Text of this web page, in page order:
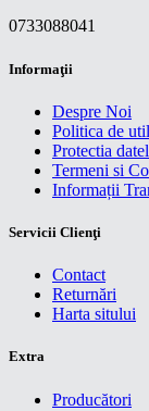
0733088041
Informaţii
Despre Noi
Politica de
Protectia
Termeni si
Informații
Servicii Clienţi
Contact
Returnări
Harta sitului
Extra
Producători